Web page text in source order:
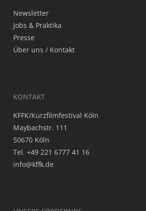
News­let­ter
Jobs & Praktika
Pres­se
Über uns / Kontakt
KON­TAKT
KFFK/Kurzfilmfestival Köln
May­bach­str. 111
50670 Köln
Tel. +49 221 6777 41 16
info@kffk.de